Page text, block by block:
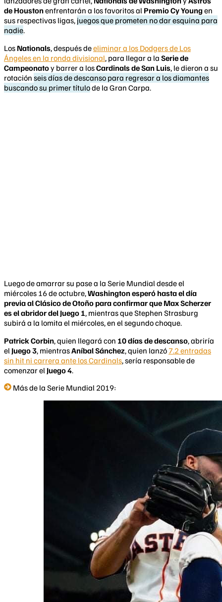
de Houstonenfrentarán a los favoritos al Premio Cy Young en
sus respectivas ligas, juegos que prometen no dar esquina para
nadie.
Los Nationals, después deeliminar a los Dodgers de Los
Ángeles en la ronda divisional, para llegar a la Serie de
Campeonatoy barrer a losCardinals de San Luis, le dieron a su
rotación seis días de descanso para regresar a los diamantes
buscando su primer títulode la Gran Carpa.
Luego de amarrar su pase a la Serie Mundial desde el
miércoles 16 de octubre,Washington esperó hasta el día
previa al Clásico de Otoño para confirmar que Max Scherzer
es el abridor del Juego 1, mientras que Stephen Strasburg
subirá a la lomita el miércoles, en el segundo choque.
Patrick Corbin, quien llegará con 10 días de descanso, abriría
el Juego 3, mientrasAníbal Sánchez, quien lanzó 7.2 entradas
sin hit ni carrera ante los Cardinals, sería responsable de
comenzar el Juego 4.
Más de la Serie Mundial 2019: